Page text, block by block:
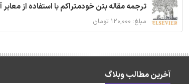
ترجمه مقاله بتن خودمتراکم با استفاده از معابر
مبلغ: ۱۲۰,۰۰۰ تومان
آخرین مطالب وبلاگ